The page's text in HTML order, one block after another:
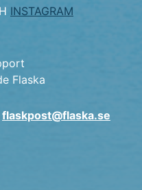
INSTAGRAM
Flaska
flaskpost@flaska.se